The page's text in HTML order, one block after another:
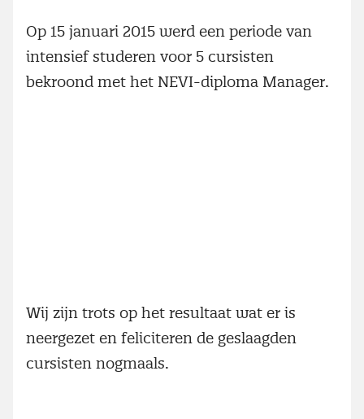
Op 15 januari 2015 werd een periode van
intensief studeren voor 5 cursisten
bekroond met het NEVI-diploma Manager.
Wij zijn trots op het resultaat wat er is
neergezet en feliciteren de geslaagden
cursisten nogmaals.